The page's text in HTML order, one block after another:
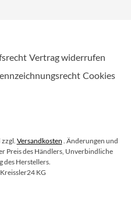
Vertrag widerrufen
Cookies
Versandkosten . Änderungen und
Preis des Händlers, Unverbindliche
des Herstellers.
Kreissler24 KG